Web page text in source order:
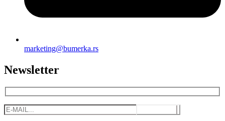
marketing@bumerka.rs
Newsletter